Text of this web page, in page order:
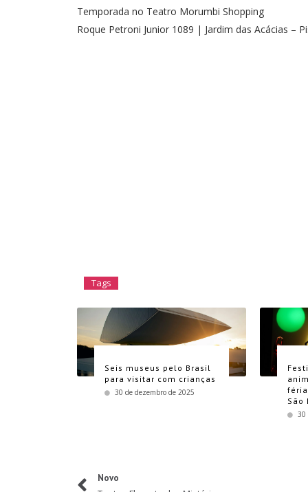
Temporada no Teatro Morumbi Shopping
Roque Petroni Junior 1089 | Jardim das Acácias –
Tags
Seis museus pelo Brasil
para visitar com crianças
30 de dezembro de 2025
São
30
Novo